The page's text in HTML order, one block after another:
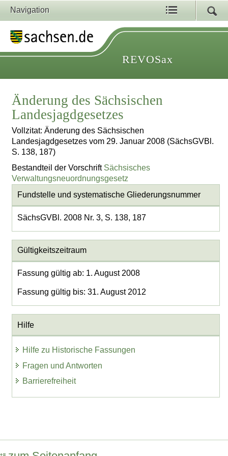
Navigation
REVOSax
Änderung des Sächsischen
Landesjagdgesetzes
Vollzitat: Änderung des Sächsischen
Landesjagdgesetzes vom 29. Januar 2008 (SächsGVBl.
S. 138, 187)
Bestandteil der Vorschrift Sächsisches
Verwaltungsneuordnungsgesetz
Fundstelle und systematische Gliederungsnummer
SächsGVBl. 2008 Nr. 3, S. 138, 187
Gültigkeitszeitraum
Fassung gültig ab: 1. August 2008
Fassung gültig bis: 31. August 2012
Hilfe
Hilfe zu Historische Fassungen
Fragen und Antworten
Barrierefreiheit